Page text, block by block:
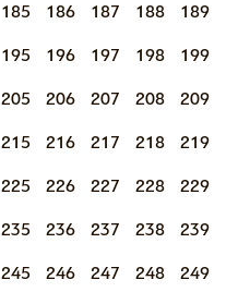
185 186 187 188 189
195 196 197 198 199
205 206 207 208 209
215 216 217 218 219
225 226 227 228 229
235 236 237 238 239
245 246 247 248 249